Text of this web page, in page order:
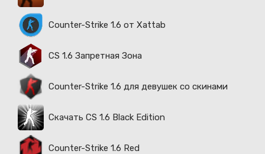
Counter-Strike 1.6 от Xattab
CS 1.6 Запретная Зона
Counter-Strike 1.6 для девушек со скинами
Скачать CS 1.6 Black Edition
Counter-Strike 1.6 Red